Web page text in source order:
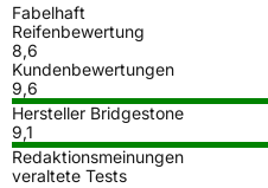
Fabelhaft
Reifenbewertung
8,6
Kundenbewertungen
9,6
Hersteller Bridgestone
9,1
Redaktionsmeinungen
veraltete Tests